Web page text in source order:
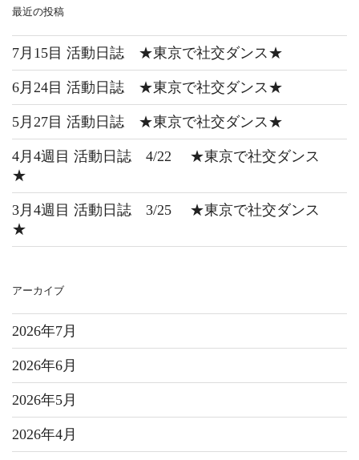
最近の投稿
7月15目 活動日誌 ★東京で社交ダンス★
6月24目 活動日誌 ★東京で社交ダンス★
5月27目 活動日誌 ★東京で社交ダンス★
4月4週目 活動日誌 4/22 ★東京で社交ダンス
★
3月4週目 活動日誌 3/25 ★東京で社交ダンス
★
アーカイブ
2026年7月
2026年6月
2026年5月
2026年4月